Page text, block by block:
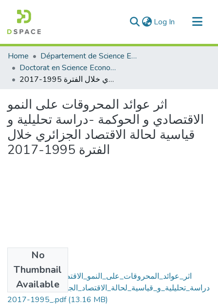
Log In (current)
Communities & Collections
All of DSpace
Statistics
Home
Département de Science Economique
Doctorat en Science Economique
اثر عوائد المحروقات على النمو الاقتصادي و الحوكمة -دراسة تحليلية و قياسية لحالة الاقتصاد الجزائري خلال الفترة 1995-2017
اثر عوائد المحروقات على النمو
الاقتصادي و الحوكمة -دراسة تحليلية و
قياسية لحالة الاقتصاد الجزائري خلال
الفترة 1995-2017
No
Thumbnail
Available
اثر_عوائد_المحروقات_على_النمو_الاقتصادي_و_الحوكمة_-
دراسة_تحليلية_و_قياسية_لحالة_الاقتصاد_الجزائري_خلال_الفترة
_1995-2017.pdf(13.16 MB)